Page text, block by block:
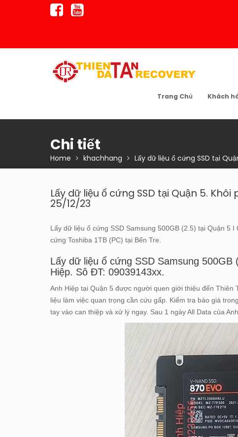
Trang Chủ Khách
Chi tiết
Home khachhang Lấy dữ liệu ổ cứng SSD tại
Lấy dữ liệu ổ cứng SSD tại Quận 5.
25/12/23
Lấy dữ liệu ổ cứng SSD Samsung 500GB (2.5) tại Quận 5
cứng Toshiba 1TB (PC) tại Bến Tre.
Lấy dữ liệu ổ cứng SSD Samsung
Hiệp. Sô ĐT: 09039143xx.
Anh Hiệp tại Quận 5 được người quen giới thiệu đến Thiên
liệu làm việc quan trọng cần cứu gấp. Kiểm tra báo giá
tay vào can thiệp và xử lý ngay. Sau 1 ngày All Data của